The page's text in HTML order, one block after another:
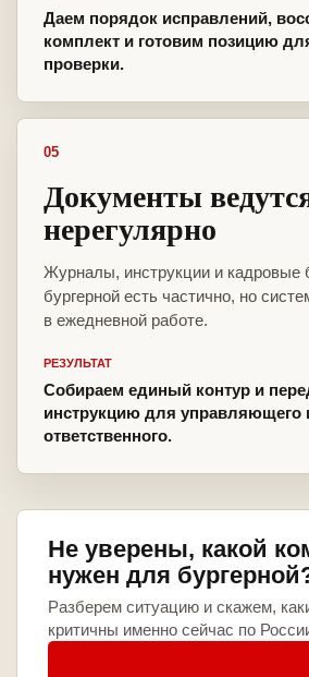
Даем порядок исправлений,
комплект и готовим позицию
проверки.
05
Документы
нерегулярно
Журналы, инструкции и кадровые
бургерной есть частично, но
в ежедневной работе.
РЕЗУЛЬТАТ
Собираем единый контур и
инструкцию для управляющего
ответственного.
Не уверены, какой
нужен для
Разберем ситуацию и скажем,
критичны именно сейчас по